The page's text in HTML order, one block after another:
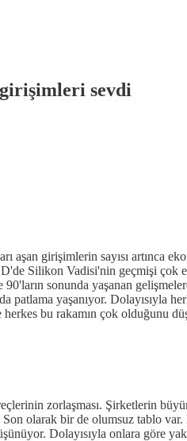
sevdi
aşan girişimlerin sayısı artınca
Silikon Vadisi'nin geçmişi çok
sonunda yaşanan
patlama yaşanıyor. Dolayısıyla
bu rakamın çok olduğunu
zorlaşması. Şirketlerin
olarak bir de olumsuz tablo var.
Dolayısıyla onlara göre